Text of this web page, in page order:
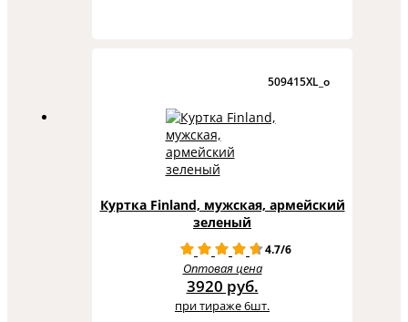
509415XL_o
Куртка Finland, мужская, армейский
зеленый
4.7/6
Оптовая цена
3920 руб.
при тираже 6шт.